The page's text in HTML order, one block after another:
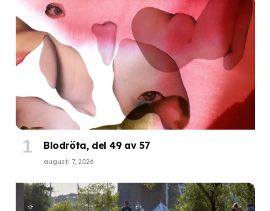
Blodröta, del 49 av 57
augusti 7, 2026